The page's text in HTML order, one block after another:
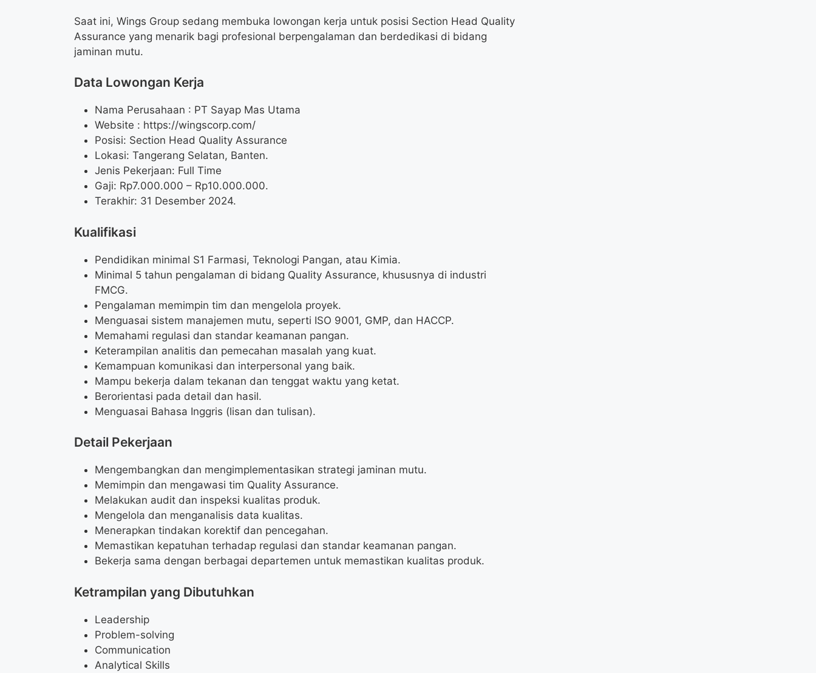
Saat ini, Wings Group sedang membuka lowongan kerja untuk posisi Section Head Quality
Assurance yang menarik bagi profesional berpengalaman dan berdedikasi di bidang
jaminan mutu.
Data Lowongan Kerja
Nama Perusahaan : PT Sayap Mas Utama
Website : https://wingscorp.com/
Posisi: Section Head Quality Assurance
Lokasi: Tangerang Selatan, Banten.
Jenis Pekerjaan: Full Time
Gaji: Rp7.000.000 – Rp10.000.000.
Terakhir: 31 Desember 2024.
Kualifikasi
Pendidikan minimal S1 Farmasi, Teknologi Pangan, atau Kimia.
Minimal 5 tahun pengalaman di bidang Quality Assurance, khususnya di industri
FMCG.
Pengalaman memimpin tim dan mengelola proyek.
Menguasai sistem manajemen mutu, seperti ISO 9001, GMP, dan HACCP.
Memahami regulasi dan standar keamanan pangan.
Keterampilan analitis dan pemecahan masalah yang kuat.
Kemampuan komunikasi dan interpersonal yang baik.
Mampu bekerja dalam tekanan dan tenggat waktu yang ketat.
Berorientasi pada detail dan hasil.
Menguasai Bahasa Inggris (lisan dan tulisan).
Detail Pekerjaan
Mengembangkan dan mengimplementasikan strategi jaminan mutu.
Memimpin dan mengawasi tim Quality Assurance.
Melakukan audit dan inspeksi kualitas produk.
Mengelola dan menganalisis data kualitas.
Menerapkan tindakan korektif dan pencegahan.
Memastikan kepatuhan terhadap regulasi dan standar keamanan pangan.
Bekerja sama dengan berbagai departemen untuk memastikan kualitas produk.
Ketrampilan yang Dibutuhkan
Leadership
Problem-solving
Communication
Analytical Skills